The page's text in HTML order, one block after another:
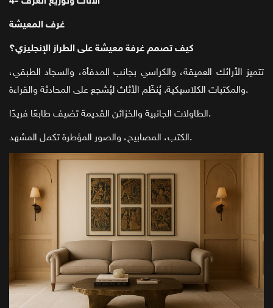
غرف المعيشة
كيف تصمم غرفة معيشة على الطراز الإنجليزي؟
تتميز الأرائك العميقة، والكراسي بجانب المدفأة، والسجاد الطبقي،
والمكتبات الكلاسيكية. يُنظّم الأثاث ليُشجع على المحادثة والقراءة.
الطاولات الجانبية والخزائن القديمة تضيف طابعًا فريدًا.
الكتب، المصابيح، والصور المؤطرة تكمل المشهد.